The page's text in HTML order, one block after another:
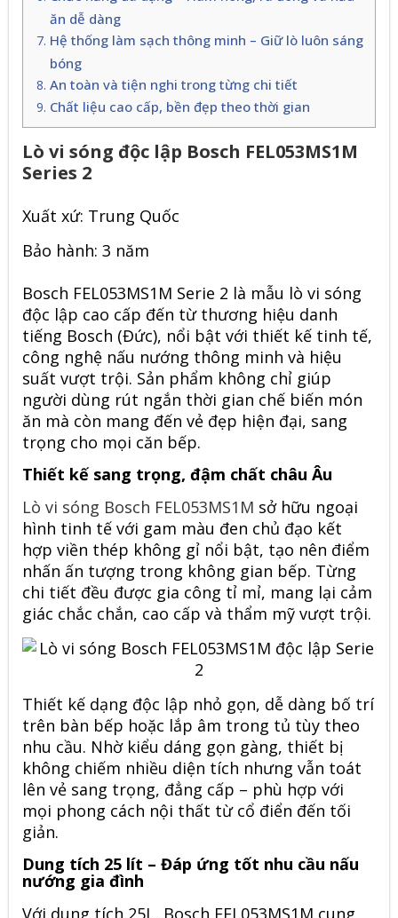
ăn dễ dàng
Hệ thống làm sạch thông minh – Giữ lò luôn sáng
bóng
An toàn và tiện nghi trong từng chi tiết
Chất liệu cao cấp, bền đẹp theo thời gian
Lò vi sóng độc lập Bosch FEL053MS1M
Series 2
Xuất xứ: Trung Quốc
Bảo hành: 3 năm
Bosch FEL053MS1M Serie 2 là mẫu lò vi sóng
độc lập cao cấp đến từ thương hiệu danh
tiếng Bosch (Đức), nổi bật với thiết kế tinh tế,
công nghệ nấu nướng thông minh và hiệu
suất vượt trội. Sản phẩm không chỉ giúp
người dùng rút ngắn thời gian chế biến món
ăn mà còn mang đến vẻ đẹp hiện đại, sang
trọng cho mọi căn bếp.
Thiết kế sang trọng, đậm chất châu Âu
Lò vi sóng Bosch FEL053MS1M sở hữu ngoại
hình tinh tế với gam màu đen chủ đạo kết
hợp viền thép không gỉ nổi bật, tạo nên điểm
nhấn ấn tượng trong không gian bếp. Từng
chi tiết đều được gia công tỉ mỉ, mang lại cảm
giác chắc chắn, cao cấp và thẩm mỹ vượt trội.
Thiết kế dạng độc lập nhỏ gọn, dễ dàng bố trí
trên bàn bếp hoặc lắp âm trong tủ tùy theo
nhu cầu. Nhờ kiểu dáng gọn gàng, thiết bị
không chiếm nhiều diện tích nhưng vẫn toát
lên vẻ sang trọng, đẳng cấp – phù hợp với
mọi phong cách nội thất từ cổ điển đến tối
giản.
Dung tích 25 lít – Đáp ứng tốt nhu cầu nấu
nướng gia đình
Với dung tích 25L, Bosch FEL053MS1M cung